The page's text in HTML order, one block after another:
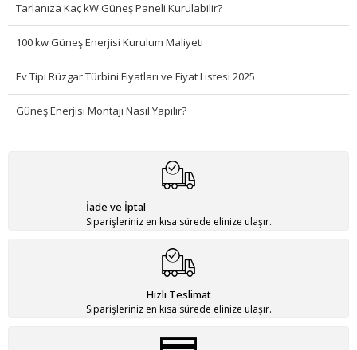
Tarlanıza Kaç kW Güneş Paneli Kurulabilir?
100 kw Güneş Enerjisi Kurulum Maliyeti
Ev Tipi Rüzgar Türbini Fiyatları ve Fiyat Listesi 2025
Güneş Enerjisi Montajı Nasıl Yapılır?
İade ve İptal
Siparişleriniz en kısa sürede elinize ulaşır.
Hızlı Teslimat
Siparişleriniz en kısa sürede elinize ulaşır.